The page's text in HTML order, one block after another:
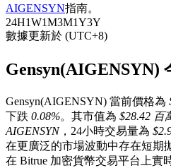
USDT永續
AIGENSYN指南。
24H1W1M3M1Y3Y
數據更新於 (UTC+8)
Gensyn(AIGENSYN)
Gensyn(AIGENSYN) 當前價格為
下跌 0.08%。其市值為 $28.42 百
AIGENSYN，24小時交易量為
在更廣泛的市場波動中存在短期
在 Bitrue 加密貨幣交易平台上實